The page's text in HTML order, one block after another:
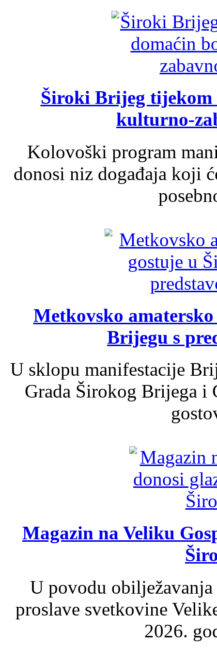
Široki Brijeg tijekom
kulturno-
Kolovoški program
donosi niz događaja koji
Metkovsko
Brijegu s
U sklopu manifestacije
Grada Širokog Brijega
Magazin na Veliku
U povodu
proslave svetkovine
2026.